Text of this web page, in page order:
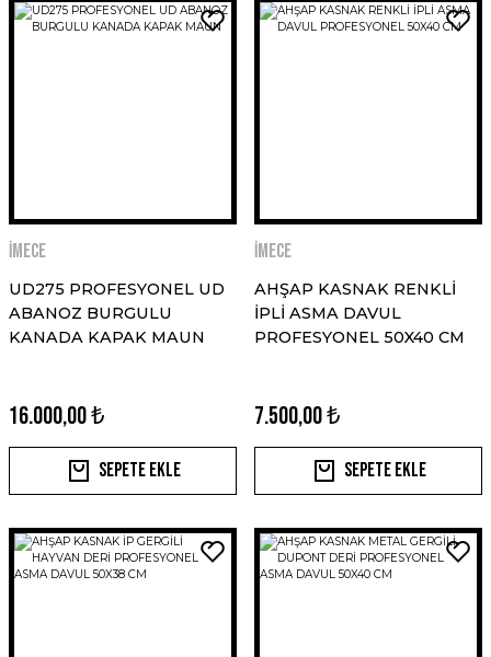
İMECE
UD275 PROFESYONEL UD
ABANOZ BURGULU
KANADA KAPAK MAUN
16.000,00 ₺
Sepete Ekle
İMECE
AHŞAP KASNAK RENKLİ
İPLİ ASMA DAVUL
PROFESYONEL 50X40 CM
7.500,00 ₺
Sepete Ekle